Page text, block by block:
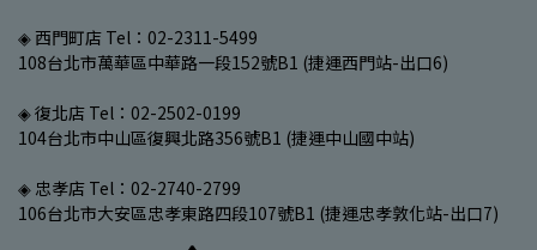
◈ 西門町店 Tel：02-2311-5499
108台北市萬華區中華路一段152號B1 (捷運西門站-出口6)
◈ 復北店 Tel：02-2502-0199
104台北市中山區復興北路356號B1 (捷運中山國中站)
◈ 忠孝店 Tel：02-2740-2799
106台北市大安區忠孝東路四段107號B1 (捷運忠孝敦化站-出口7)